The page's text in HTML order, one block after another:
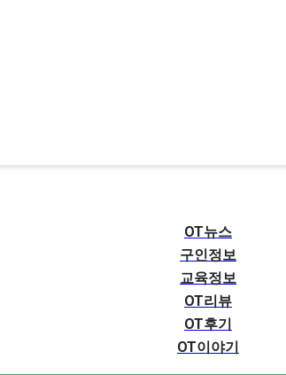
OT뉴스
구인정보
교육정보
OT리뷰
OT후기
OT이야기